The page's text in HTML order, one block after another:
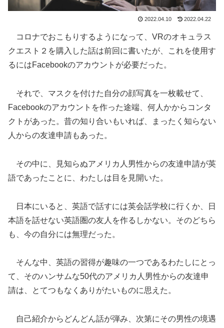
2022.04.10 2022.04.22
コロナでおこもりするようになって、VRのオキュラス
クエスト２を購入した話は前回に書いたが、これを使用す
るにはFacebookのアカウントが必要だった。
それで、マスクを付けた自分の顔写真を一枚載せて、
Facebookのアカウントを作った途端、何人かからコンタ
クトがあった。昔の知り合いもいれば、まったく知らない
人からの友達申請もあった。
その中に、見知らぬアメリカ人男性からの友達申請が英
語であったことに、わたしは目を見開いた。
日本にいると、英語で話すには英会話学校に行くか、日
本語を話せない英語圏の友人を作るしかない。そのどちら
も、今の自分には無理だった。
そんな中、英語の習得が趣味の一つであるわたしにとっ
て、そのハンサムな50代のアメリカ人男性からの友達申
請は、とてつもなくありがたいものに思えた。
自己紹介からどんどん話が弾み、次第にその男性の境遇